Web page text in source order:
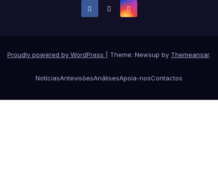
Proudly powered by WordPress Theme: Newsup by Themeansar.
NotíciasAntevisõesAnálisesApoia-nosContactos